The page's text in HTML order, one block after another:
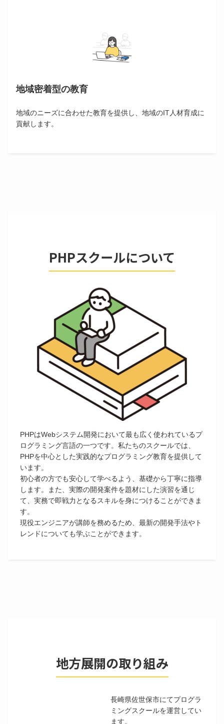
地域密着型の教育
地域のニーズに合わせた教育を提供し、地域のIT人材育成に
貢献します。
PHPスクールについて
PHPはWebシステム開発において最も広く使われているプ
ログラミング言語の一つです。私たちのスクールでは、
PHPを中心とした実践的なプログラミング教育を提供して
います。
初心者の方でも安心して学べるよう、基礎から丁寧に指導
します。また、実際の開発案件を題材にした演習を通じ
て、実務で即戦力となるスキルを身につけることができま
す。
現役エンジニアが講師を務めるため、最新の開発手法やト
レンドについても学ぶことができます。
地方展開の取り組み
長崎県佐世保市にてプログラ
ミングスクールを運営してい
ます。